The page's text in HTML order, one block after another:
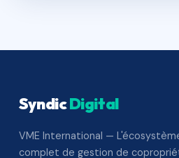
SyndicDigital
VME International —
complet de gestion de